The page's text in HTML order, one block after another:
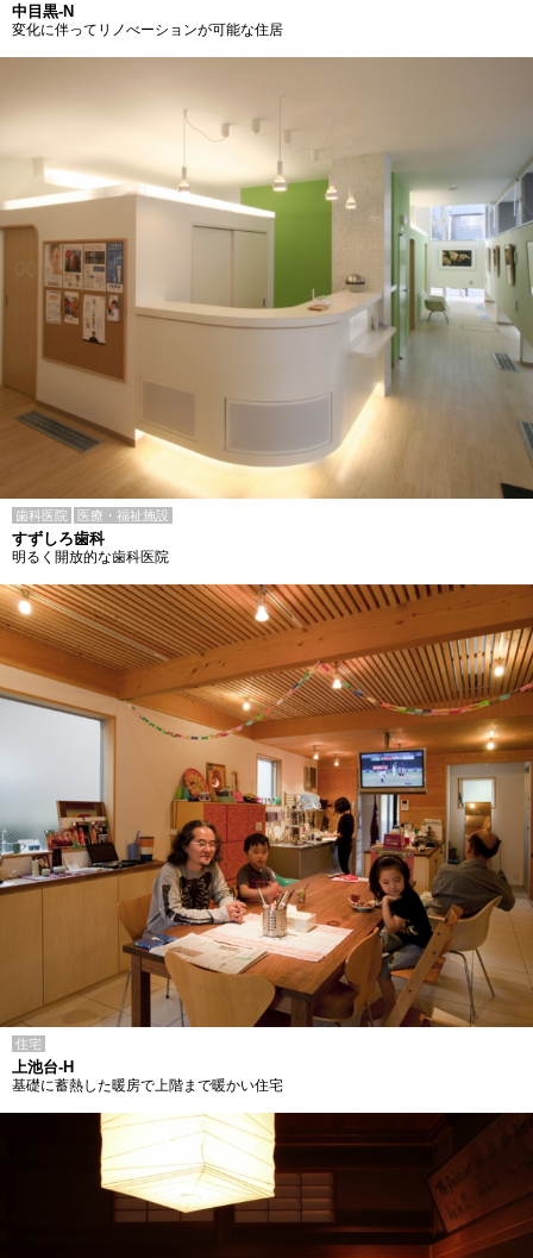
中目黒-N
変化に伴ってリノべーションが可能な住居
歯科医院 医療・福祉施設
すずしろ歯科
明るく開放的な歯科医院
住宅
上池台-H
基礎に蓄熱した暖房で上階まで暖かい住宅